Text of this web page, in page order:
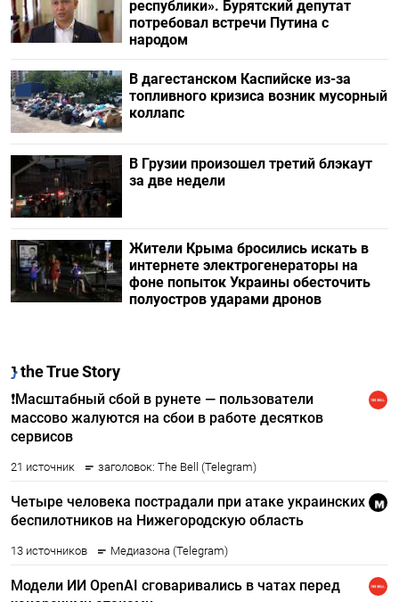
республики». Бурятский депутат
потребовал встречи Путина с
народом
В дагестанском Каспийске из-за
топливного кризиса возник мусорный
коллапс
В Грузии произошел третий блэкаут
за две недели
Жители Крыма бросились искать в
интернете электрогенераторы на
фоне попыток Украины обесточить
полуостров ударами дронов